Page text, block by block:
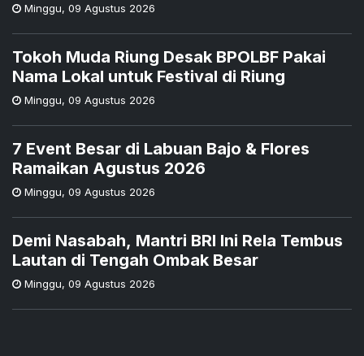
Minggu, 09 Agustus 2026
Tokoh Muda Riung Desak BPOLBF Pakai
Nama Lokal untuk Festival di Riung
Minggu, 09 Agustus 2026
7 Event Besar di Labuan Bajo & Flores
Ramaikan Agustus 2026
Minggu, 09 Agustus 2026
Demi Nasabah, Mantri BRI Ini Rela Tembus
Lautan di Tengah Ombak Besar
Minggu, 09 Agustus 2026